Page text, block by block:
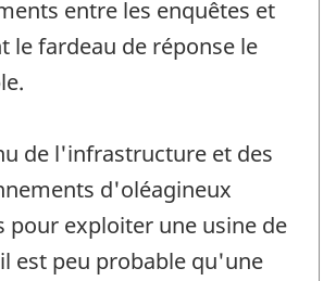
entre les enquêtes et
le fardeau de réponse le
de l'infrastructure et des
d'oléagineux
pour exploiter une usine de
est peu probable qu'une